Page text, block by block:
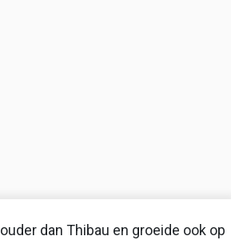
dan Thibau en groeide ook op